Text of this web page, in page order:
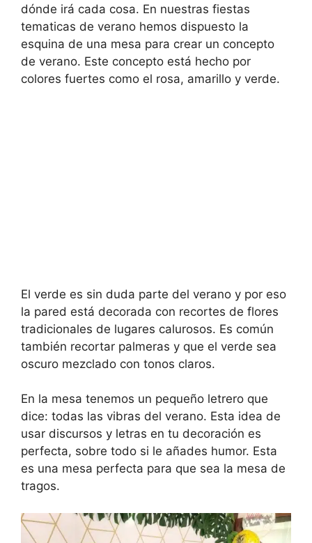
dónde irá cada cosa. En nuestras fiestas
tematicas de verano hemos dispuesto la
esquina de una mesa para crear un concepto
de verano. Este concepto está hecho por
colores fuertes como el rosa, amarillo y verde.
El verde es sin duda parte del verano y por eso
la pared está decorada con recortes de flores
tradicionales de lugares calurosos. Es común
también recortar palmeras y que el verde sea
oscuro mezclado con tonos claros.
En la mesa tenemos un pequeño letrero que
dice: todas las vibras del verano. Esta idea de
usar discursos y letras en tu decoración es
perfecta, sobre todo si le añades humor. Esta
es una mesa perfecta para que sea la mesa de
tragos.